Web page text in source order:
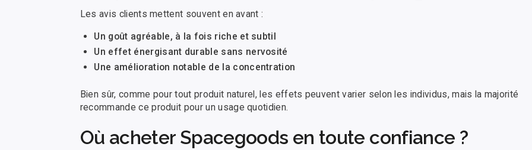
Les avis clients mettent souvent en avant :
Un goût agréable, à la fois riche et subtil
Un effet énergisant durable sans nervosité
Une amélioration notable de la concentration
Bien sûr, comme pour tout produit naturel, les effets peuvent varier selon les individus, mais la majorité
recommande ce produit pour un usage quotidien.
Où acheter Spacegoods en toute confiance ?